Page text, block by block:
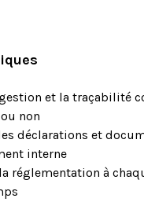
et la traçabilité
non
déclarations et
interne
réglementation à